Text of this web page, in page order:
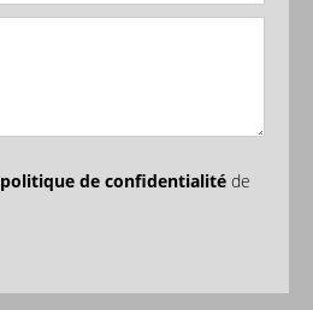
politique de confidentialité de